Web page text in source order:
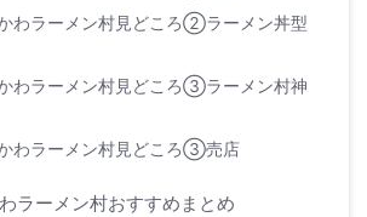
わラーメン村見どころ②ラーメン丼型
わラーメン村見どころ③ラーメン村神
わラーメン村見どころ③売店
ラーメン村おすすめまとめ